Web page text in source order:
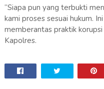
“Siapa pun yang terbukti
kami proses sesuai hukum.
memberantas praktik
Kapolres.